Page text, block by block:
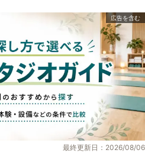
最終更新日：2026/08/06